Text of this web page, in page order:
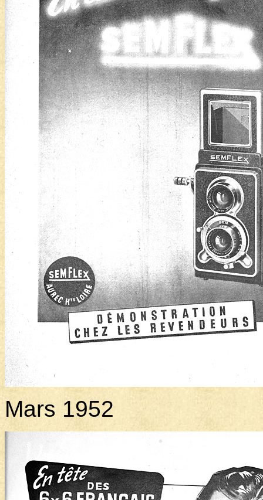
Mars 1952